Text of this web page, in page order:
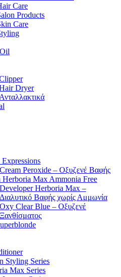
Care
Products
Care
Dryer
Expressions
Cream Peroxide – Οξυζενέ Βαφής
Herboria Max Ammonia Free
Developer Herboria Max –
Διαλυτικό Βαφής χωρίς Αμμωνία
Oxy Clear Blue – Οξυζενέ
Ξανθίσματος
Styling Series
Max Series